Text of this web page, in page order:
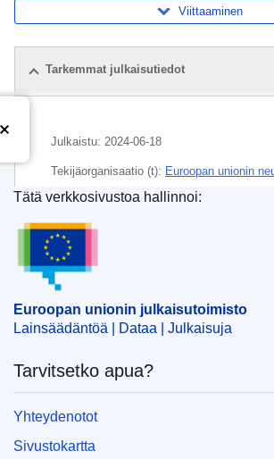
Viittaaminen
Tarkemmat julkaisutiedot
Julkaistu: 2024-06-18
Tekijäorganisaatio (t): Euroopan unionin
kansainvälinen pakote
taloudellinen seuraamus
CELEX : 32024D1731
ELI :dec_impl/2024/1731/oj
IMMC : ST 10115 2024 INIT
pdfa2a
Euroopan unionin julkaisutoimisto
Tätä verkkosivustoa hallinnoi:
Euroopan unionin julkaisutoimisto
Lainsäädäntöä | Dataa | Julkaisuja
Tarvitsetko apua?
Yhteydenotot
Sivustokartta